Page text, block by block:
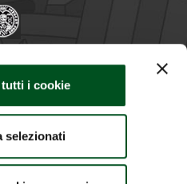
i cookie
selezionati